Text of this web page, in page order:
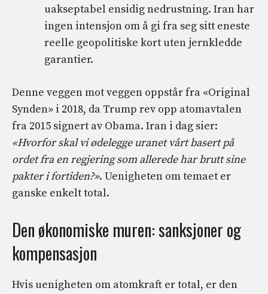
uakseptabel ensidig nedrustning. Iran har
ingen intensjon om å gi fra seg sitt eneste
reelle geopolitiske kort uten jernkledde
garantier.
Denne veggen mot veggen oppstår fra «Original
Synden» i 2018, da Trump rev opp atomavtalen
fra 2015 signert av Obama. Iran i dag sier:
«Hvorfor skal vi ødelegge uranet vårt basert på
ordet fra en regjering som allerede har brutt sine
pakter i fortiden?». Uenigheten om temaet er
ganske enkelt total.
Den økonomiske muren: sanksjoner og
kompensasjon
Hvis uenigheten om atomkraft er total, er den